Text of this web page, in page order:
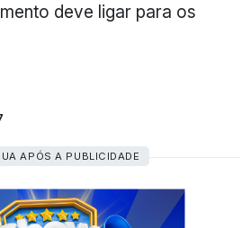
deve ligar para os
APÓS A PUBLICIDADE